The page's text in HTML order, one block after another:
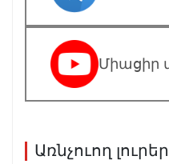
Միացիր
Առնչուող լուրեր